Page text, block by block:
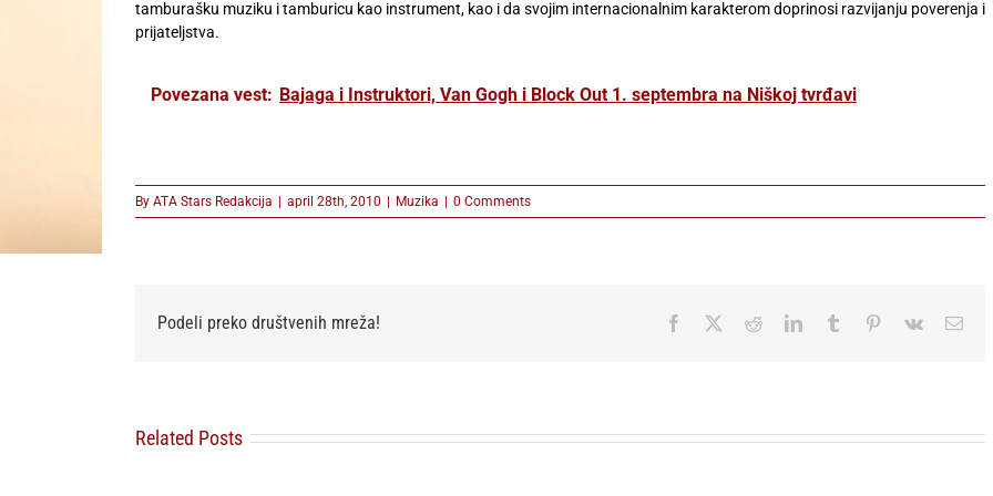
tamburašku muziku i tamburicu kao instrument, kao i da svojim internacionalnim karakterom doprinosi razvijanju poverenja i
prijateljstva.
Povezana vest: Bajaga i Instruktori, Van Gogh i Block Out 1. septembra na Niškoj tvrđavi
By ATA Stars Redakcija | april 28th, 2010 | Muzika | 0 Comments
Podeli preko društvenih mreža! Facebook RedditLinkedInTumblr Pinterest
Vk Email
Related Posts